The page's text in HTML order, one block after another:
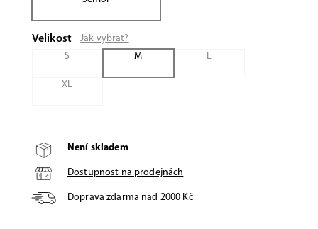
Velikost
Jak vybrat?
S
M L
XL
Není skladem
Dostupnost na prodejnách
Doprava zdarma nad 2000 Kč